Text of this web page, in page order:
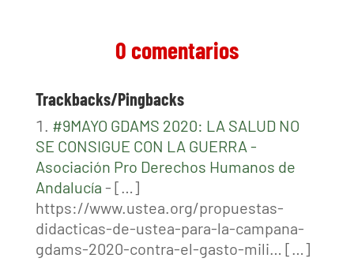
0 comentarios
Trackbacks/Pingbacks
#9MAYO GDAMS 2020: LA SALUD NO
SE CONSIGUE CON LA GUERRA -
Asociación Pro Derechos Humanos de
Andalucía - […]
https://www.ustea.org/propuestas-
didacticas-de-ustea-para-la-campana-
gdams-2020-contra-el-gasto-mili… […]